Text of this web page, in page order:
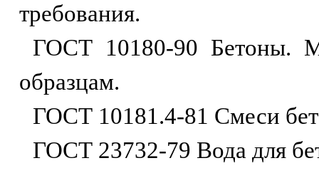
требования.
ГОСТ 10180-90 Бетоны.
образцам.
ГОСТ 10181.4-81 Смеси
ГОСТ 23732-79 Вода для